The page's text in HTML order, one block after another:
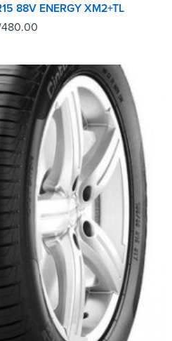
88V ENERGY XM2+TL
480.00